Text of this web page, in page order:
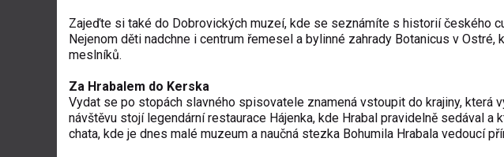
Zajeďte si také do Dobrovických muzeí, kde se seznámíte s historií českého
Nejenom děti nadchne i centrum řemesel a bylinné zahrady Botanicus v
meslníků.
Za Hrabalem do Kerska
Vydat se po stopách slavného spisovatele znamená vstoupit do krajiny, která
návštěvu stojí legendární restaurace Hájenka, kde Hrabal pravidelně sedával a
chata, kde je dnes malé muzeum a naučná stezka Bohumila Hrabala vedoucí